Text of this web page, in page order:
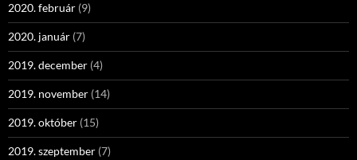
2020. február (9)
2020. január (7)
2019. december (4)
2019. november (14)
2019. október (15)
2019. szeptember (7)